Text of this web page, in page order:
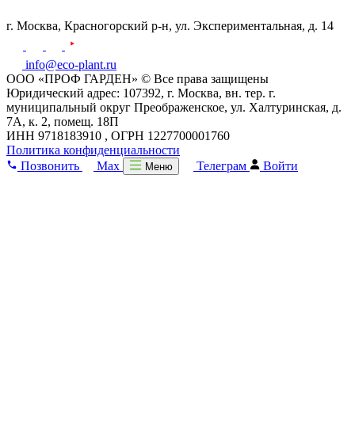
г. Москва, Красногорский р-н, ул. Экспериментальная, д. 14
info@eco-plant.ru
ООО «ПРОФ ГАРДЕН» © Все права защищены
Юридический адрес: 107392, г. Москва, вн. тер. г.
муниципальный округ Преображенское, ул. Халтуринская, д.
7А, к. 2, помещ. 18П
ИНН 9718183910 , ОГРН 1227700001760
Политика конфиденциальности
Позвонить
Max Меню Телеграм Войти